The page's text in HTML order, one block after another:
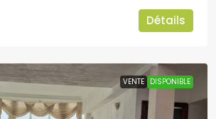
Détails
VENTE DISPONIBLE